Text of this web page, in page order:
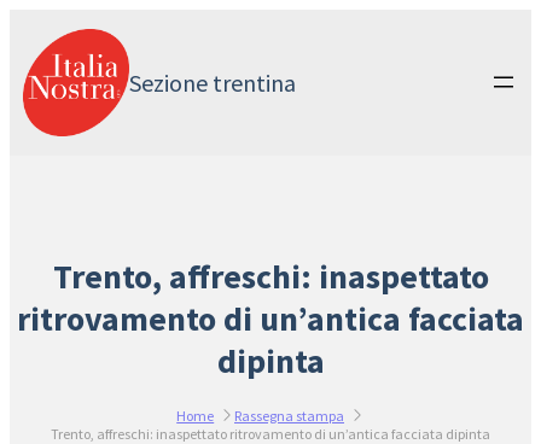
contenuto
Sezione trentina
Trento, affreschi: inaspettato
ritrovamento di un’antica facciata
dipinta
Home
Rassegna stampa
Trento, affreschi: inaspettato ritrovamento di un’antica facciata dipinta